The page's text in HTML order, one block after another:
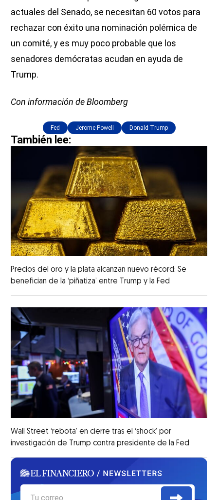
actuales del Senado, se necesitan 60 votos para
rechazar con éxito una nominación polémica de
un comité, y es muy poco probable que los
senadores demócratas acudan en ayuda de
Trump.
Con información de Bloomberg
Fed Jerome Powell Donald Trump
También lee:
Precios del oro y la plata alcanzan nuevo récord: Se
benefician de la ‘piñatiza’ entre Trump y la Fed
Wall Street ‘rebota’ en cierre tras el ‘shock’ por
investigación de Trump contra presidente de la Fed